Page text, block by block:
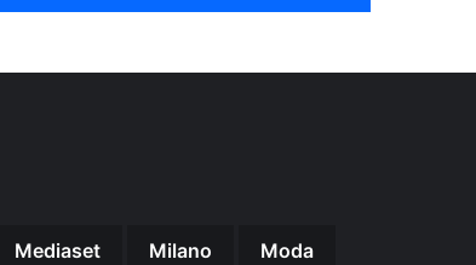
Mediaset Milano Moda